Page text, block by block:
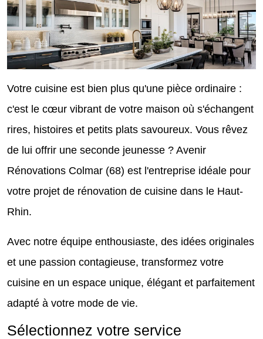
Votre cuisine est bien plus qu'une pièce ordinaire :
c'est le cœur vibrant de votre maison où s'échangent
rires, histoires et petits plats savoureux. Vous rêvez
de lui offrir une seconde jeunesse ? Avenir
Rénovations Colmar (68) est l'entreprise idéale pour
votre projet de rénovation de cuisine dans le Haut-
Rhin.
Avec notre équipe enthousiaste, des idées originales
et une passion contagieuse, transformez votre
cuisine en un espace unique, élégant et parfaitement
adapté à votre mode de vie.
Sélectionnez votre service